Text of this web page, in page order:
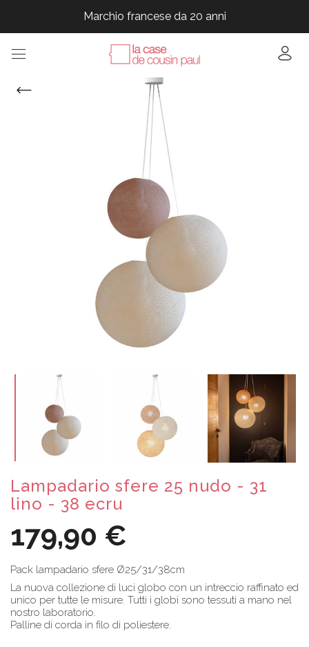
Marchio francese da 20 anni
Marchio francese da 20 anni
Lampadario sfere 25 nudo - 31
lino - 38 ecru
179,90 €
Pack lampadario sfere Ø25/31/38cm
La nuova collezione di luci globo con un intreccio raffinato ed
unico per tutte le misure. Tutti i globi sono tessuti a mano nel
nostro laboratorio.
Palline di corda in filo di poliestere.